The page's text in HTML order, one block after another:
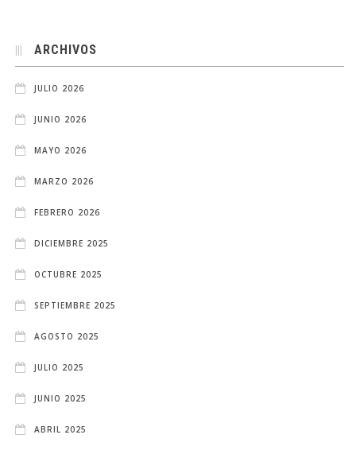
ARCHIVOS
JULIO 2026
JUNIO 2026
MAYO 2026
MARZO 2026
FEBRERO 2026
DICIEMBRE 2025
OCTUBRE 2025
SEPTIEMBRE 2025
AGOSTO 2025
JULIO 2025
JUNIO 2025
ABRIL 2025